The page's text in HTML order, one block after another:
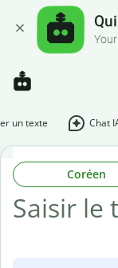
un texte Chat
Coréen